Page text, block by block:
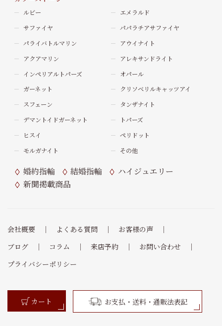
ルビー
エメラルド
サファイヤ
パパラチアサファイヤ
パライバトルマリン
アウイナイト
アクアマリン
アレキサンドライト
インペリアルトパーズ
オパール
ガーネット
クリソベリルキャッツアイ
スフェーン
タンザナイト
デマントイドガーネット
トパーズ
ヒスイ
ペリドット
モルガナイト
その他
婚約指輪 結婚指輪
ハイジュエリー
新聞掲載商品
会社概要 よくある質問
お客様の声
ブログ
コラム 来店予約
お問い合わせ
プライバシーポリシー
カート お支払・送料・通販法表記